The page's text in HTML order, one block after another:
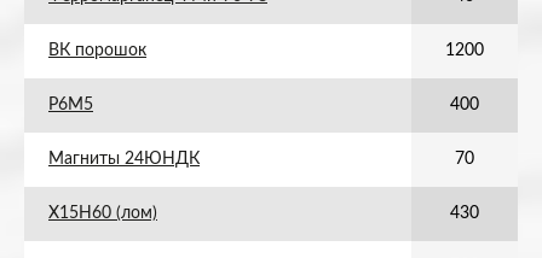
ВК порошок 1200
Р6М5 400
Магниты 24ЮНДК 70
Х15Н60 (лом) 430